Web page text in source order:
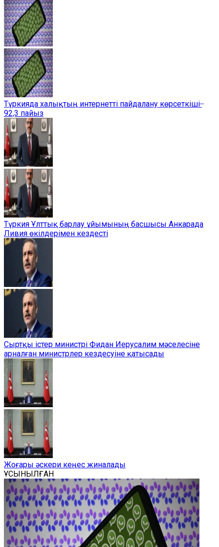
Түркияда халықтың интернетті пайдалану көрсеткіші ̶
92,3 пайыз
Түркия Ұлттық барлау ұйымының басшысы Анкарада
Ливия өкілдерімен кездесті
Сыртқы істер министрі Фидан Иерусалим мәселесіне
арналған министрлер кездесуіне қатысады
Жоғары әскери кеңес жиналады
ҰСЫНЫЛҒАН